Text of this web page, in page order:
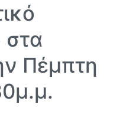
στα
Πέμπτη